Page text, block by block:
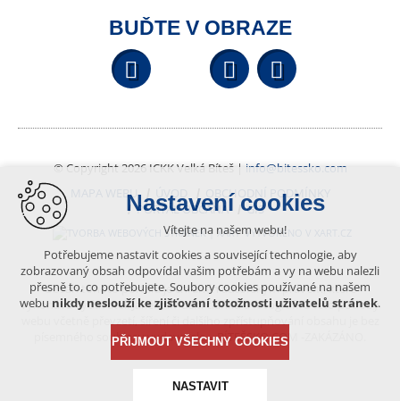
BUĎTE V OBRAZE
Facebook YouTube
© Copyright 2026 ICKK Velká Bíteš | info@bitessko.com
MAPA WEBU
ÚVOD
OBCHODNÍ PODMÍNKY
PORTÁL OBČANA
GIS
VYTVOŘENO V XART.CZ
Obsah tohoto portálu je chráněn autorským právem, které
vykonává vydavatel. Jakékoliv užití článků a fotografií z této podoby
písemného souhlasu vydavatele – BÍTEŠSKO.COM -ZAKÁZÁNO.
Nastavení cookies
Vítejte na našem webu!
Potřebujeme nastavit cookies a související technologie, aby
zobrazovaný obsah odpovídal vašim potřebám a vy na webu nalezli
přesně to, co potřebujete. Soubory cookies používané na našem
webu nikdy neslouží ke zjišťování totožnosti uživatelů stránek.
PŘIJMOUT VŠECHNY COOKIES
NASTAVIT